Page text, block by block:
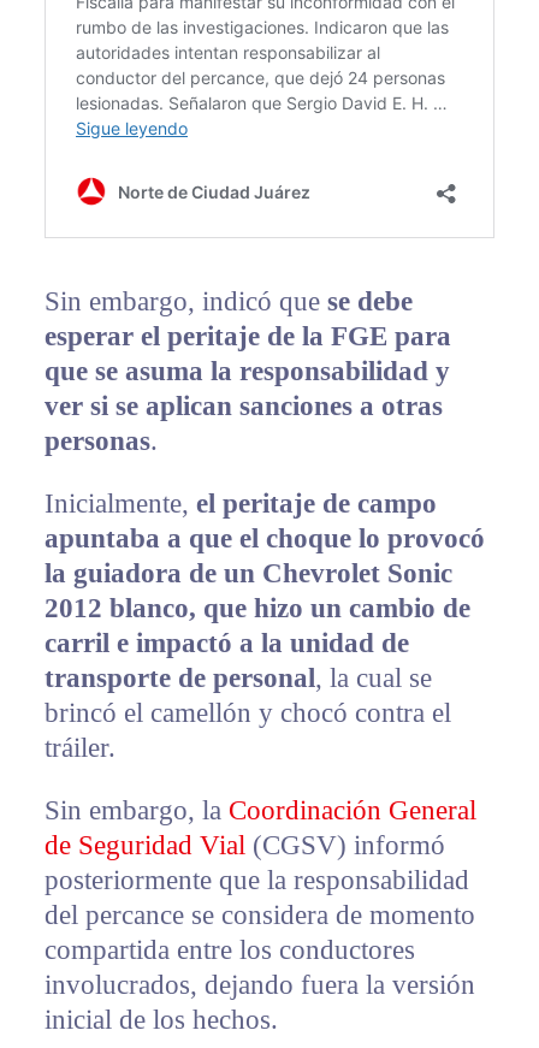
Sin embargo, indicó que se debe
esperar el peritaje de la FGE para
que se asuma la responsabilidad y
ver si se aplican sanciones a otras
personas.
Inicialmente, el peritaje de campo
apuntaba a que el choque lo provocó
la guiadora de un Chevrolet Sonic
2012 blanco, que hizo un cambio de
carril e impactó a la unidad de
transporte de personal, la cual se
brincó el camellón y chocó contra el
tráiler.
Sin embargo, la Coordinación General
de Seguridad Vial(CGSV) informó
posteriormente que la responsabilidad
del percance se considera de momento
compartida entre los conductores
involucrados, dejando fuera la versión
inicial de los hechos.